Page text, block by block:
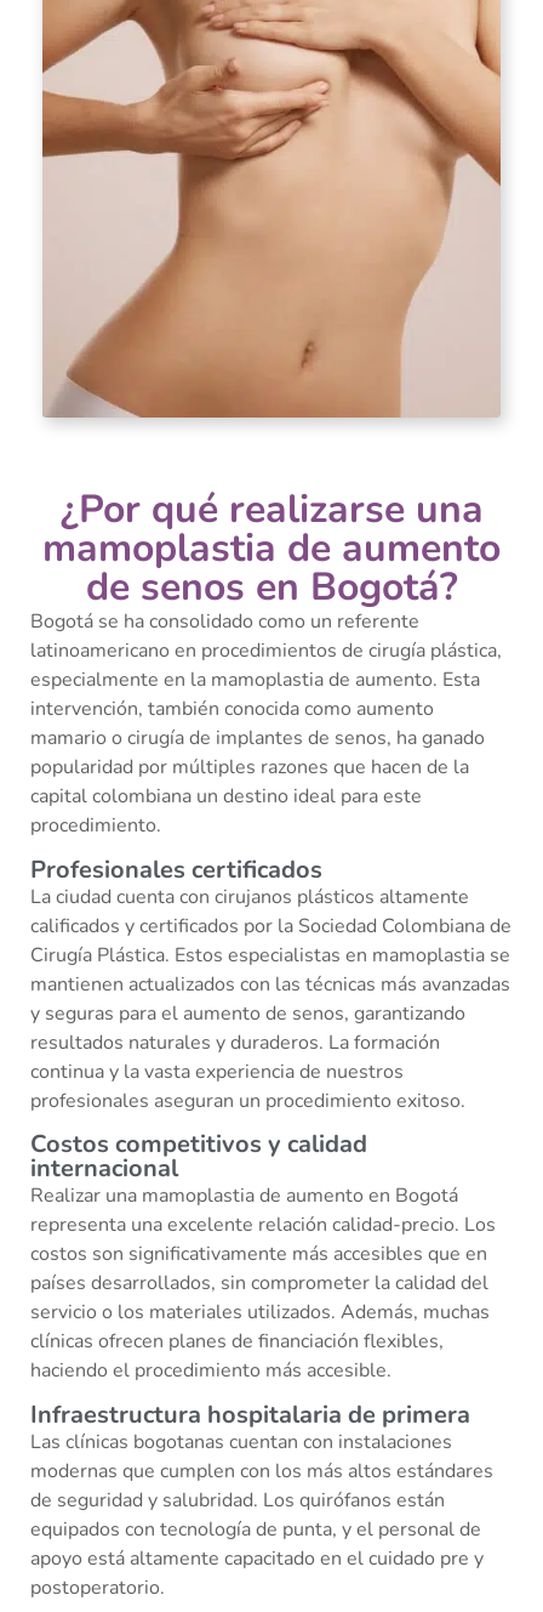
¿Por qué realizarse una
mamoplastia de aumento
de senos en Bogotá?
Bogotá se ha consolidado como un referente
latinoamericano en procedimientos de cirugía plástica,
especialmente en la mamoplastia de aumento. Esta
intervención, también conocida como aumento
mamario o cirugía de implantes de senos, ha ganado
popularidad por múltiples razones que hacen de la
capital colombiana un destino ideal para este
procedimiento.
Profesionales certificados
La ciudad cuenta con cirujanos plásticos altamente
calificados y certificados por la Sociedad Colombiana de
Cirugía Plástica. Estos especialistas en mamoplastia se
mantienen actualizados con las técnicas más avanzadas
y seguras para el aumento de senos, garantizando
resultados naturales y duraderos. La formación
continua y la vasta experiencia de nuestros
profesionales aseguran un procedimiento exitoso.
Costos competitivos y calidad
internacional
Realizar una mamoplastia de aumento en Bogotá
representa una excelente relación calidad-precio. Los
costos son significativamente más accesibles que en
países desarrollados, sin comprometer la calidad del
servicio o los materiales utilizados. Además, muchas
clínicas ofrecen planes de financiación flexibles,
haciendo el procedimiento más accesible.
Infraestructura hospitalaria de primera
Las clínicas bogotanas cuentan con instalaciones
modernas que cumplen con los más altos estándares
de seguridad y salubridad. Los quirófanos están
equipados con tecnología de punta, y el personal de
apoyo está altamente capacitado en el cuidado pre y
postoperatorio.